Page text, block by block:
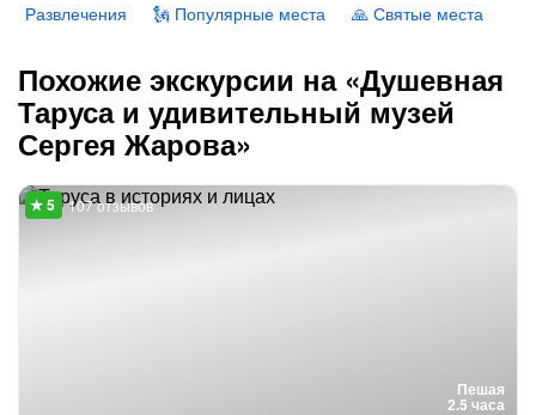
Развлечения
🗽 Популярные места 🙏 Святые места
Похожие экскурсии на «Душевная
Таруса и удивительный музей
Сергея Жарова»
Пешая
2.5 часа
107 отзывов